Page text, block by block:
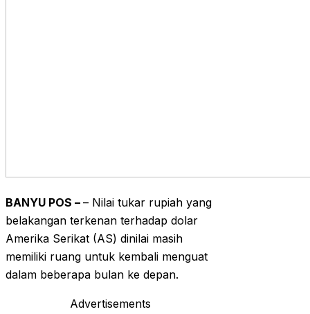
BANYU POS – – Nilai tukar rupiah yang
belakangan terkenan terhadap dolar
Amerika Serikat (AS) dinilai masih
memiliki ruang untuk kembali menguat
dalam beberapa bulan ke depan.
Advertisements